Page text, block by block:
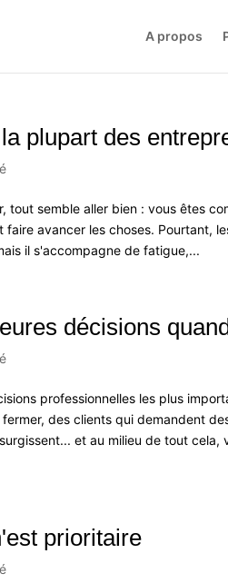
A propos
plupart des
tout semble aller bien : vous êtes
avancer les choses. Pourtant,
il s'accompagne de fatigue,...
décisions
professionnelles les plus
des clients qui demandent
et au milieu de tout cela,
prioritaire